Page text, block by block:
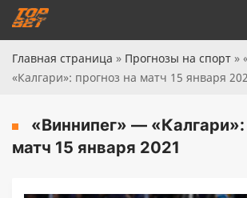
Главная страница » Прогнозы на спорт »
«Калгари»: прогноз на матч 15 января
«Виннипег» — «Калгари»:
матч 15 января 2021